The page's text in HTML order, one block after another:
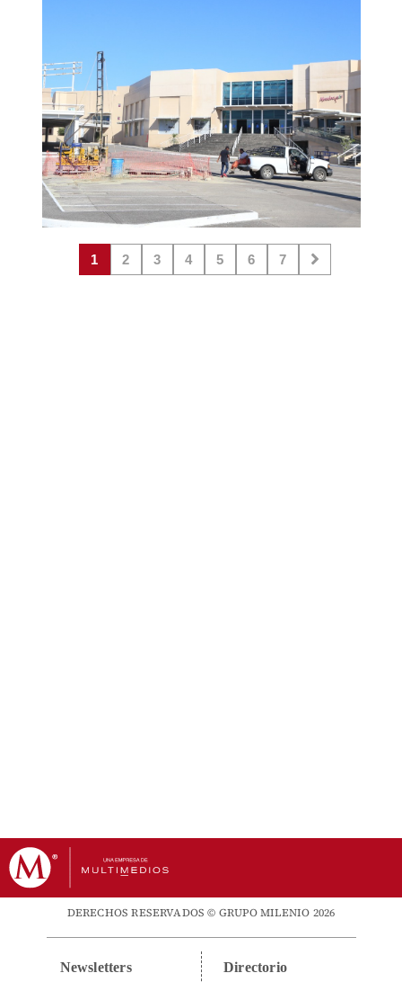
1 2 3 4 5 6 7
DERECHOS RESERVADOS © GRUPO MILENIO 2026
Newsletters Directorio